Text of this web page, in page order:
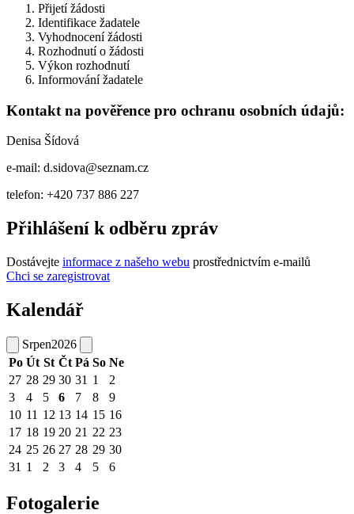
Přijetí žádosti
Identifikace žadatele
Vyhodnocení žádosti
Rozhodnutí o žádosti
Výkon rozhodnutí
Informování žadatele
Kontakt na pověřence pro ochranu osobních údajů:
Denisa Šídová
e-mail: d.sidova@seznam.cz
telefon: +420 737 886 227
Přihlášení k odběru zpráv
Dostávejte informace z našeho webu prostřednictvím e-mailů
Chci se zaregistrovat
Kalendář
Srpen2026
Po Út St Čt Pá So Ne
27 28 29 30 31 1
2
3
4 5 6 7 8
9
10 11 12 13 14 15 16
17 18 19 20 21 22 23
24 25 26 27 28 29 30
31 1 2 3 4 5 6
Fotogalerie